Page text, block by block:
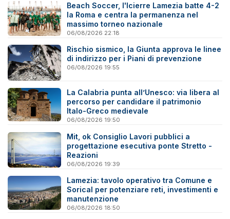
Beach Soccer, l'Icierre Lamezia batte 4-2
la Roma e centra la permanenza nel
massimo torneo nazionale
06/08/2026 22:18
Rischio sismico, la Giunta approva le linee
di indirizzo per i Piani di prevenzione
06/08/2026 19:55
La Calabria punta all’Unesco: via libera al
percorso per candidare il patrimonio
Italo-Greco medievale
06/08/2026 19:50
Mit, ok Consiglio Lavori pubblici a
progettazione esecutiva ponte Stretto -
Reazioni
06/08/2026 19:39
Lamezia: tavolo operativo tra Comune e
Sorical per potenziare reti, investimenti e
manutenzione
06/08/2026 18:50